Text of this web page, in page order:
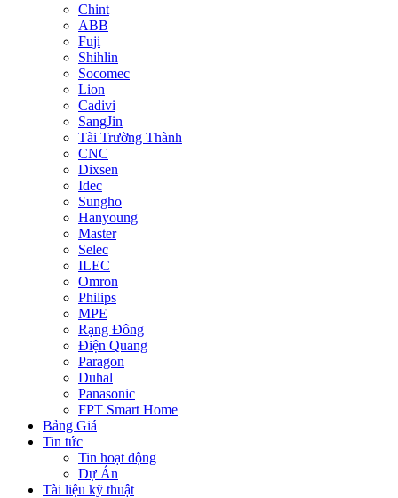
Chint
ABB
Fuji
Shihlin
Socomec
Lion
Cadivi
SangJin
Tài Trường Thành
CNC
Dixsen
Idec
Sungho
Hanyoung
Master
Selec
ILEC
Omron
Philips
MPE
Rạng Đông
Điện Quang
Paragon
Duhal
Panasonic
FPT Smart Home
Bảng Giá
Tin tức
Tin hoạt động
Dự Án
Tài liệu kỹ thuật